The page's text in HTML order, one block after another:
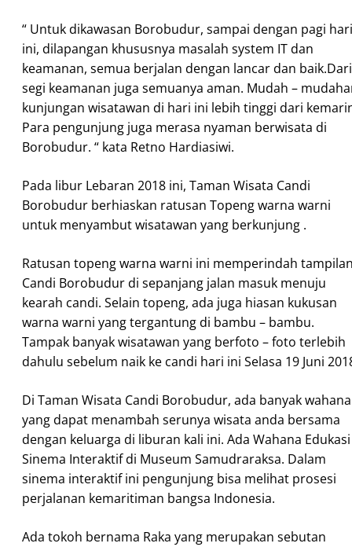
“ Untuk dikawasan Borobudur, sampai dengan pagi hari
ini, dilapangan khususnya masalah system IT dan
keamanan, semua berjalan dengan lancar dan baik.Dari
segi keamanan juga semuanya aman. Mudah –
kunjungan wisatawan di hari ini lebih tinggi dari
Para pengunjung juga merasa nyaman berwisata di
Borobudur. “ kata Retno Hardiasiwi.
Pada libur Lebaran 2018 ini, Taman Wisata Candi
Borobudur berhiaskan ratusan Topeng warna warni
untuk menyambut wisatawan yang berkunjung .
Ratusan topeng warna warni ini memperindah
Candi Borobudur di sepanjang jalan masuk menuju
kearah candi. Selain topeng, ada juga hiasan kukusan
warna warni yang tergantung di bambu – bambu.
Tampak banyak wisatawan yang berfoto – foto terlebih
dahulu sebelum naik ke candi hari ini Selasa 19 Juni
Di Taman Wisata Candi Borobudur, ada banyak wahana
yang dapat menambah serunya wisata anda bersama
dengan keluarga di liburan kali ini. Ada Wahana Edukasi
Sinema Interaktif di Museum Samudraraksa. Dalam
sinema interaktif ini pengunjung bisa melihat prosesi
perjalanan kemaritiman bangsa Indonesia.
Ada tokoh bernama Raka yang merupakan sebutan